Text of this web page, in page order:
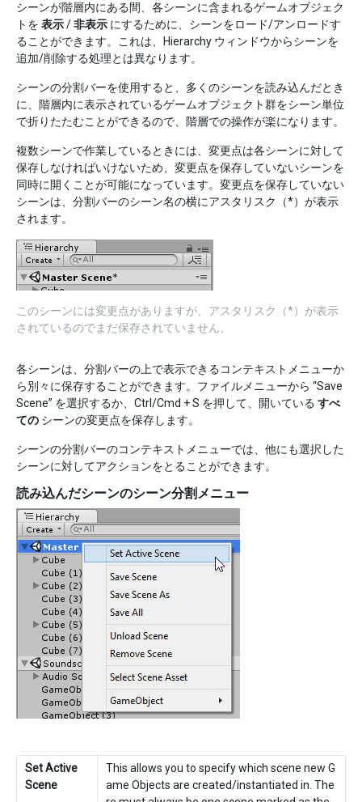
シーンが階層内にある間、各シーンに含まれるゲームオブジェク
トを 表示/非表示 にするために、シーンをロード/アンロードす
ることができます。これは、Hierarchy ウィンドウからシーンを
追加/削除する処理とは異なります。
シーンの分割バーを使用すると、多くのシーンを読み込んだとき
に、階層内に表示されているゲームオブジェクト群をシーン単位
で折りたたむことができるので、階層での操作が楽になります。
複数シーンで作業しているときには、変更点は各シーンに対して
保存しなければいけないため、変更点を保存していないシーンを
同時に開くことが可能になっています。変更点を保存していない
シーンは、分割バーのシーン名の横にアスタリスク（*）が表示
されます。
このシーンには変更点がありますが、アスタリスク（*）が表示
されているのでまだ保存されていません。
各シーンは、分割バーの上で表示できるコンテキストメニューか
ら別々に保存することができます。ファイルメニューから “Save
Scene” を選択するか、Ctrl/Cmd + S を押して、開いている すべ
ての シーンの変更点を保存します。
シーンの分割バーのコンテキストメニューでは、他にも選択した
シーンに対してアクションをとることができます。
読み込んだシーンのシーン分割メニュー
Set Active
Scene
This allows you to specify which scene new G
ame Objects are created/instantiated in. The